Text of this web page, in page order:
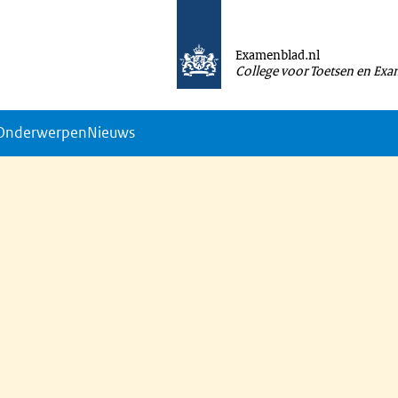
Examenblad.nl
College voor Toetsen en
Nieuws